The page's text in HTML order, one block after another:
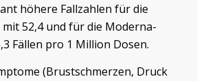
höhere Fallzahlen für die
52,4 und für die Moderna-
Fällen pro 1 Million Dosen.
(Brustschmerzen, Druck